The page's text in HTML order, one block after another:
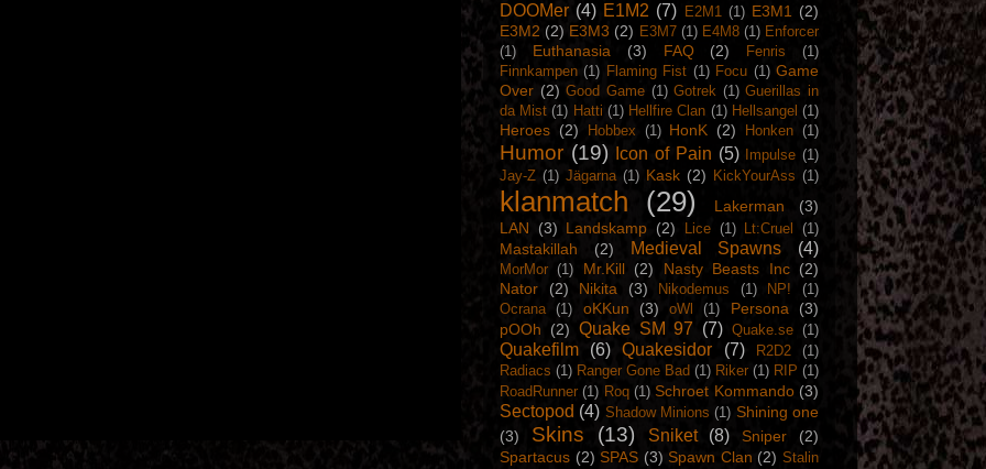
DOOMer (4) E1M2 (7) E2M1 (1) E3M1
(2)
E3M2 (2) E3M3 (2) E3M7 (1) E4M8 (1) Enforcer
(1)
Euthanasia (3) FAQ (2) Fenris
(1)
Finnkampen (1) Flaming Fist (1) Focu (1) Game
Over (2) Good Game (1) Gotrek (1) Guerillas in
da Mist (1) Hatti (1) Hellfire Clan (1) Hellsangel (1)
Heroes (2) Hobbex (1) HonK (2) Honken (1)
Humor (19) Icon of Pain (5) Impulse (1)
Jay-Z (1) Jägarna (1) Kask (2) KickYourAss (1)
klanmatch (29) Lakerman
(3)
LAN (3) Landskamp (2) Lice (1) Lt:Cruel (1)
Mastakillah (2) Medieval Spawns (4)
MorMor (1) Mr.Kill (2) Nasty Beasts Inc (2)
Nator
(2) Nikita (3) Nikodemus (1) NP!
(1)
Ocrana
(1) oKKun (3) oWl (1) Persona
(3)
pOOh
(2) Quake SM 97 (7) Quake.se (1)
Quakefilm (6) Quakesidor (7) R2D2
(1)
Radiacs (1) Ranger Gone Bad (1) Riker (1) RIP (1)
RoadRunner (1) Roq (1) Schroet Kommando (3)
Sectopod (4) Shadow Minions (1) Shining one
(3)
Skins (13) Sniket (8) Sniper
(2)
Spartacus (2) SPAS (3) Spawn Clan (2) Stalin